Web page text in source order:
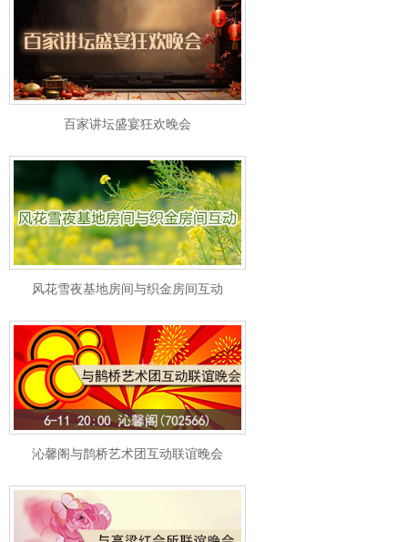
百家讲坛盛宴狂欢晚会
风花雪夜基地房间与织金房间互动
沁馨阁与鹊桥艺术团互动联谊晚会